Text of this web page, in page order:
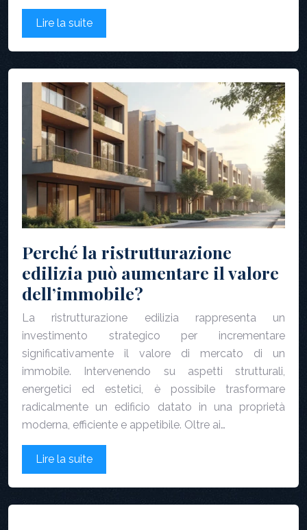
Lire la suite
Perché la ristrutturazione
edilizia può aumentare il valore
dell’immobile?
La ristrutturazione edilizia rappresenta un
investimento strategico per incrementare
significativamente il valore di mercato di un
immobile. Intervenendo su aspetti strutturali,
energetici ed estetici, è possibile trasformare
radicalmente un edificio datato in una proprietà
moderna, efficiente e appetibile. Oltre ai…
Lire la suite